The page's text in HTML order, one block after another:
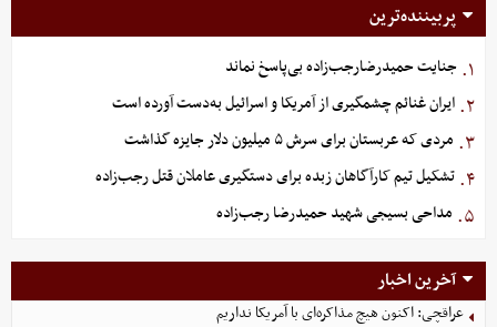
پربیننده‌ترین
۱. جنایت حمیدرضارجب‌زاده بی‌پاسخ نماند
۲. ایران غنائم چشمگیری از آمریکا و اسرائیل به‌دست آورده است
۳. مردی که عربستان برای سرش ۵ میلیون دلار جایزه گذاشت
۴. تشکیل تیم کارآگاهان زبده برای دستگیری عاملان قتل رجب‌زاده
۵. مداحی بسیجی شهید حمیدرضا رجب‌زاده
آخرین اخبار
عراقچی: اکنون هیچ مذاکره‌ای با آمریکا نداریم